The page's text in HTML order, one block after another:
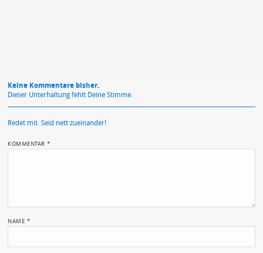
Keine Kommentare bisher.
Dieser Unterhaltung fehlt Deine Stimme.
Redet mit. Seid nett zueinander!
KOMMENTAR*
NAME *